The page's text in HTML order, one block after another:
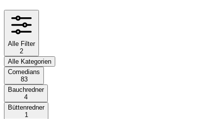
Alle Filter
2
Alle Kategorien
Comedians
83
Bauchredner
4
Büttenredner
1